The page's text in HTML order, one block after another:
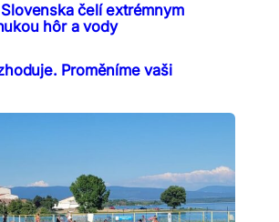
čelí extrémnym
hôr a vody
Proměníme vaši